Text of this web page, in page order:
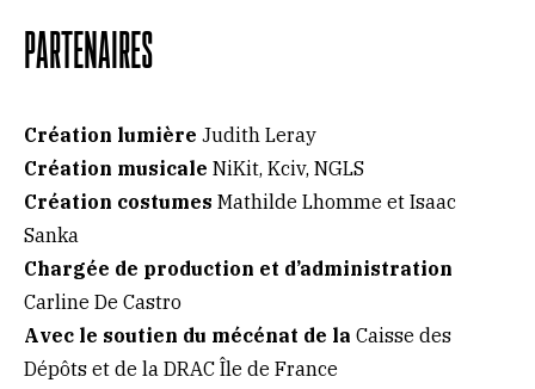
PARTENAIRES
Création lumière Judith Leray
Création musicale NiKit, Kciv, NGLS
Création costumes Mathilde Lhomme et Isaac
Sanka
Chargée de production et d’administration
Carline De Castro
Avec le soutien du mécénat de la Caisse des
Dépôts et de la DRAC Île de France